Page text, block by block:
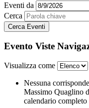
Eventi da
Cerca
Evento Viste
Visualizza come
Nessuna
Massimo Quaglino
calendario